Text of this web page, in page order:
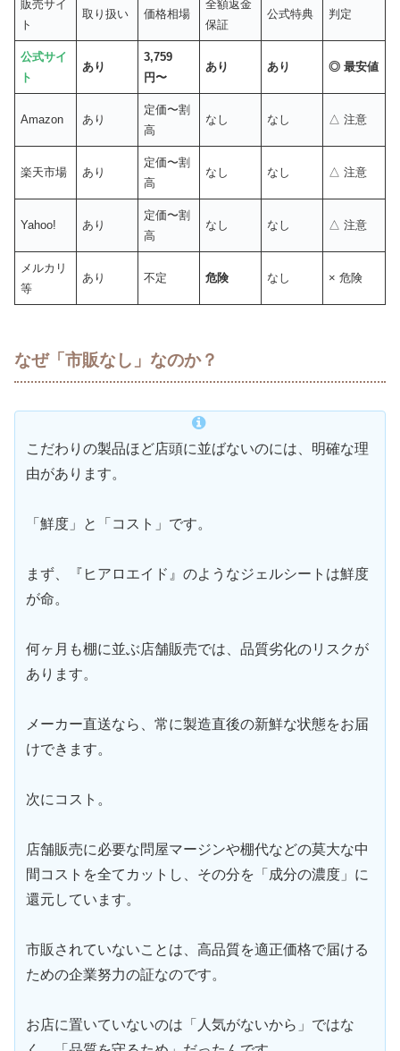
販売サイ
ト
取り扱い 価格相場
全額返金
保証
公式特典 判定
公式サイ
ト
あり
3,759
円〜
あり あり ◎ 最安値
Amazon あり
定価〜割
高
なし なし △ 注意
楽天市場 あり
定価〜割
高
なし なし △ 注意
Yahoo! あり
定価〜割
高
なし なし △ 注意
メルカリ
等
あり 不定 危険 なし × 危険
なぜ「市販なし」なのか？
こだわりの製品ほど店頭に並ばないのには、明確な理
由があります。
「鮮度」と「コスト」です。
まず、『ヒアロエイド』のようなジェルシートは鮮度
が命。
何ヶ月も棚に並ぶ店舗販売では、品質劣化のリスクが
あります。
メーカー直送なら、常に製造直後の新鮮な状態をお届
けできます。
次にコスト。
店舗販売に必要な問屋マージンや棚代などの莫大な中
間コストを全てカットし、その分を「成分の濃度」に
還元しています。
市販されていないことは、高品質を適正価格で届ける
ための企業努力の証なのです。
お店に置いていないのは「人気がないから」ではな